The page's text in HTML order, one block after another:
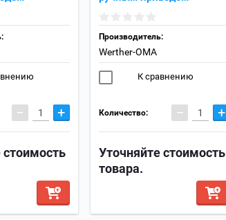
− +
стоимость
Производитель:
Werther-OMA
К сравнению
Количество: − +
Уточняйте стоимость
товара.